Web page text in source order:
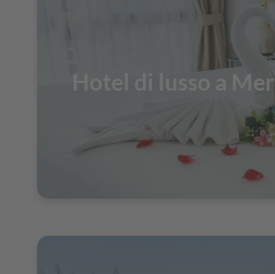
Hotel di lusso a